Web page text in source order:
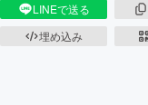
LINEで送る
埋め込み